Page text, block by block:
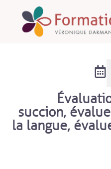
succion,
la langue,